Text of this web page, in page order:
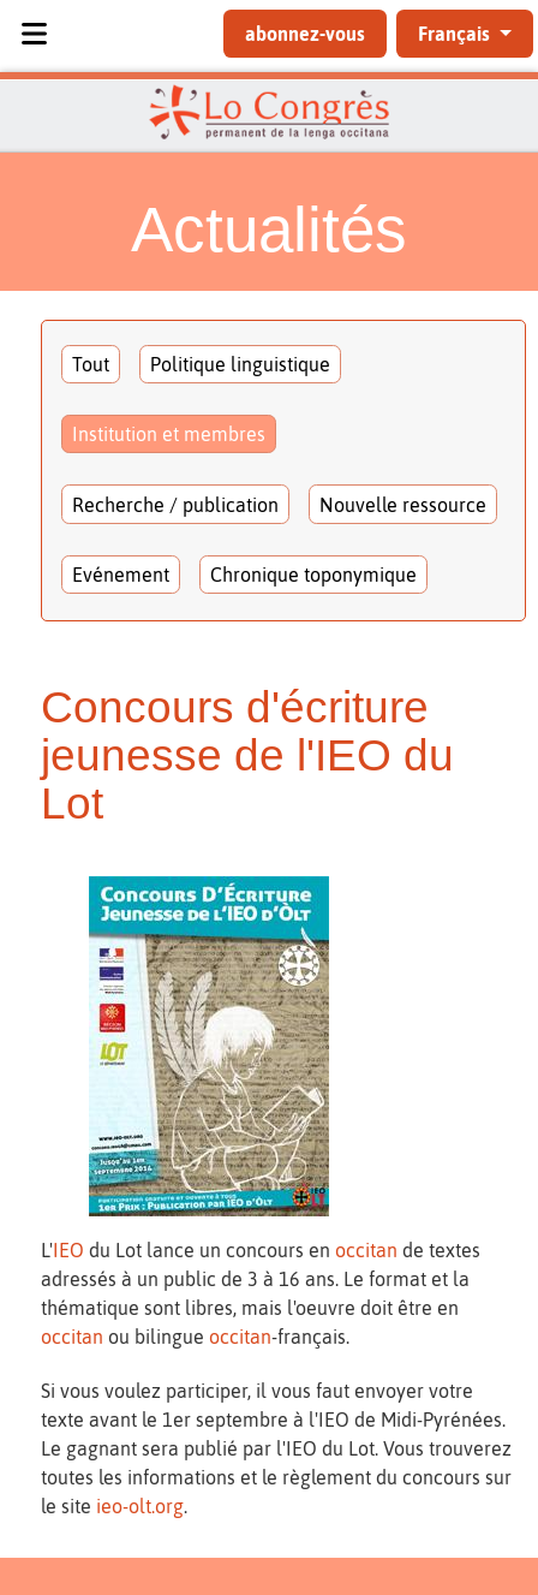
abonnez-vous Français
Actualités
Tout Politique linguistique
Institution et membres
Recherche / publication Nouvelle ressource
Evénement Chronique toponymique
Concours d'écriture
jeunesse de l'IEO du
Lot
L'IEO du Lot lance un concours en occitan de textes
adressés à un public de 3 à 16 ans. Le format et la
thématique sont libres, mais l'oeuvre doit être en
occitan ou bilingue occitan-français.
Si vous voulez participer, il vous faut envoyer votre
texte avant le 1er septembre à l'IEO de Midi-Pyrénées.
Le gagnant sera publié par l'IEO du Lot. Vous trouverez
toutes les informations et le règlement du concours sur
le site ieo-olt.org.